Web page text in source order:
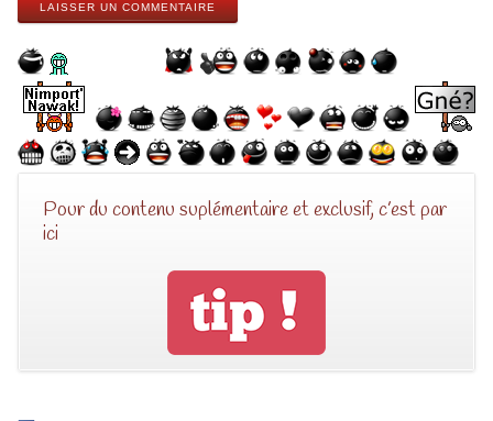
LAISSER UN COMMENTAIRE
Pour du contenu suplémentaire et exclusif, c’est par
ici